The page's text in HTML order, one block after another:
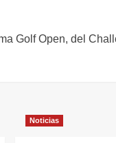
Golf Open, del
Noticias